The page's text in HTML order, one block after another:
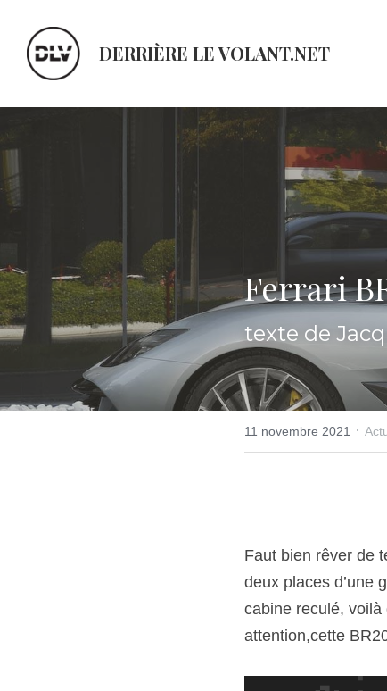
DERRIÈRE LE VOLANT.NET
Ferrari
texte de
11 novembre 2021 ·
Faut bien rêver de
deux places d’une
cabine reculé, voilà
attention,cette